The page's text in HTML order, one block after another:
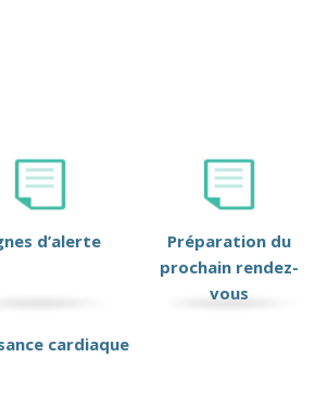
d’alerte
Préparation du
prochain rendez-
vous
cardiaque